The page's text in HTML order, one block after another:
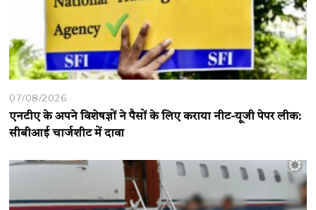
07/08/2026
एनटीए के अपने विशेषज्ञों ने पैसों के लिए कराया नीट-यूजी पेपर लीक:
सीबीआई चार्जशीट में दावा